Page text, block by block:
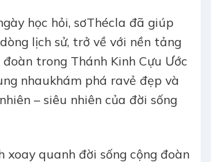
học hỏi, sơThécla đã giúp
lịch sử, trở về với nền tảng
đoàn trong Thánh Kinh Cựu Ước
nhaukhám phá ravẻ đẹp và
– siêu nhiên của đời sống
xoay quanh đời sống cộng đoàn